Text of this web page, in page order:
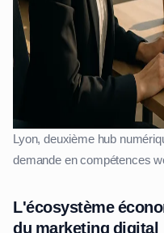
Lyon, deuxième hub
demande en compétences
L'écosystème
du marketing digital